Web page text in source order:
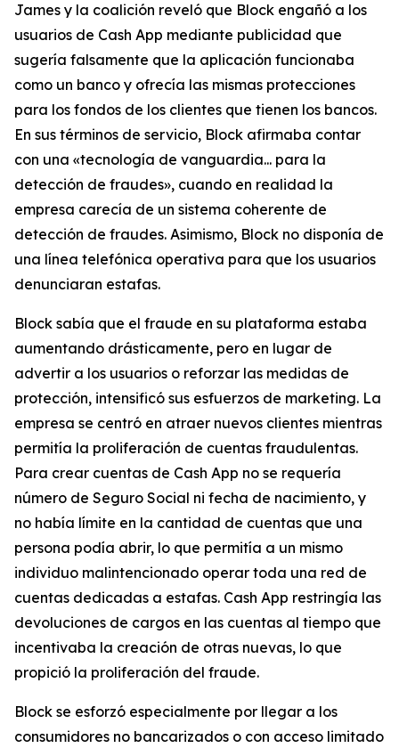
James y la coalición reveló que Block engañó a los
usuarios de Cash App mediante publicidad que
sugería falsamente que la aplicación funcionaba
como un banco y ofrecía las mismas protecciones
para los fondos de los clientes que tienen los bancos.
En sus términos de servicio, Block afirmaba contar
con una «tecnología de vanguardia... para la
detección de fraudes», cuando en realidad la
empresa carecía de un sistema coherente de
detección de fraudes. Asimismo, Block no disponía de
una línea telefónica operativa para que los usuarios
denunciaran estafas.
Block sabía que el fraude en su plataforma estaba
aumentando drásticamente, pero en lugar de
advertir a los usuarios o reforzar las medidas de
protección, intensificó sus esfuerzos de marketing. La
empresa se centró en atraer nuevos clientes mientras
permitía la proliferación de cuentas fraudulentas.
Para crear cuentas de Cash App no ​​se requería
número de Seguro Social ni fecha de nacimiento, y
no había límite en la cantidad de cuentas que una
persona podía abrir, lo que permitía a un mismo
individuo malintencionado operar toda una red de
cuentas dedicadas a estafas. Cash App restringía las
devoluciones de cargos en las cuentas al tiempo que
incentivaba la creación de otras nuevas, lo que
propició la proliferación del fraude.
Block se esforzó especialmente por llegar a los
consumidores no bancarizados o con acceso limitado